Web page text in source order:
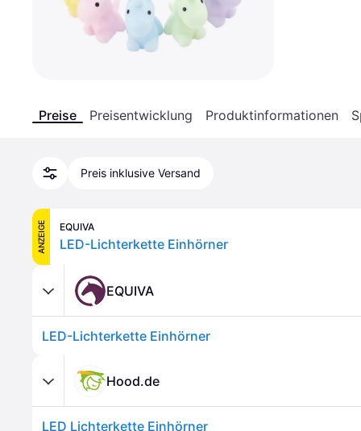
Preise Preisentwicklung Produktinformationen
Preis inklusive Versand
ANZEIGE EQUIVA
LED-Lichterkette Einhörner
EQUIVA
LED-Lichterkette Einhörner
Hood.de
LED Lichterkette Einhörner